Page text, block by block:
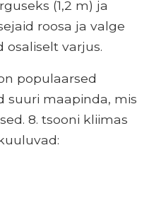
(1,2 m) ja
roosa ja valge
osaliselt varjus.
populaarsed
suuri maapinda, mis
8. tsooni kliimas